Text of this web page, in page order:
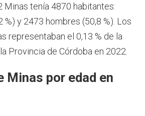
Minas tenía 4870 habitantes:
%) y 2473 hombres (50,8 %). Los
representaban el 0,13 % de la
Provincia de Córdoba en 2022.
Minas por edad en